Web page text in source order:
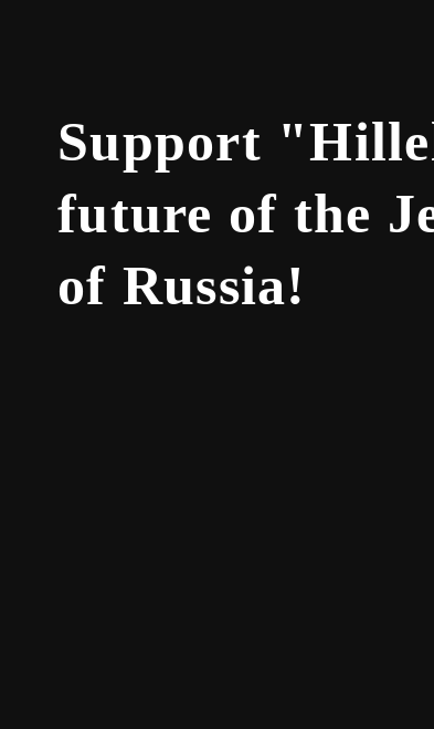
Support
future of the
of Russia!